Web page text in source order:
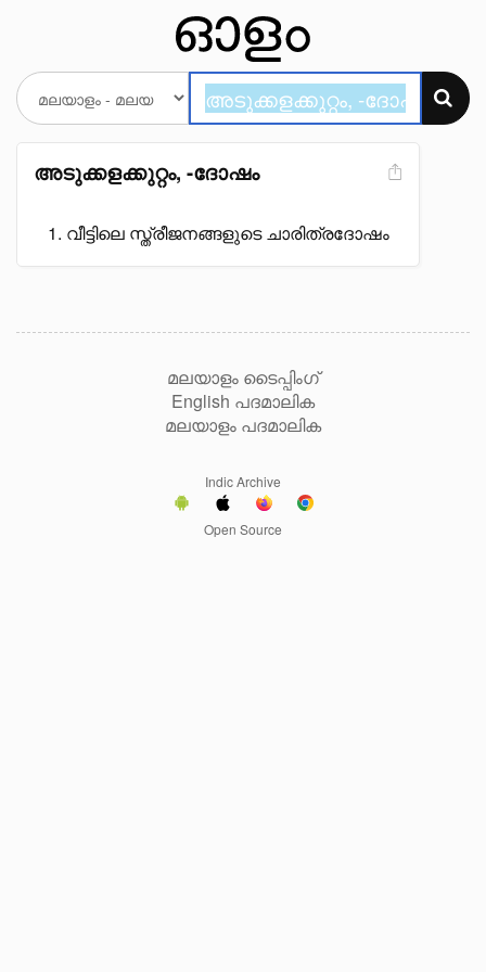
അടുക്കളക്കുറ്റം, -ദോഷം
വീട്ടിലെ സ്ത്രീജനങ്ങളുടെ ചാരിത്രദോഷം
മലയാളം ടൈപ്പിംഗ്
English പദമാലിക
മലയാളം പദമാലിക
Indic Archive
Open Source